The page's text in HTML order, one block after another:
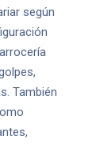
según
También